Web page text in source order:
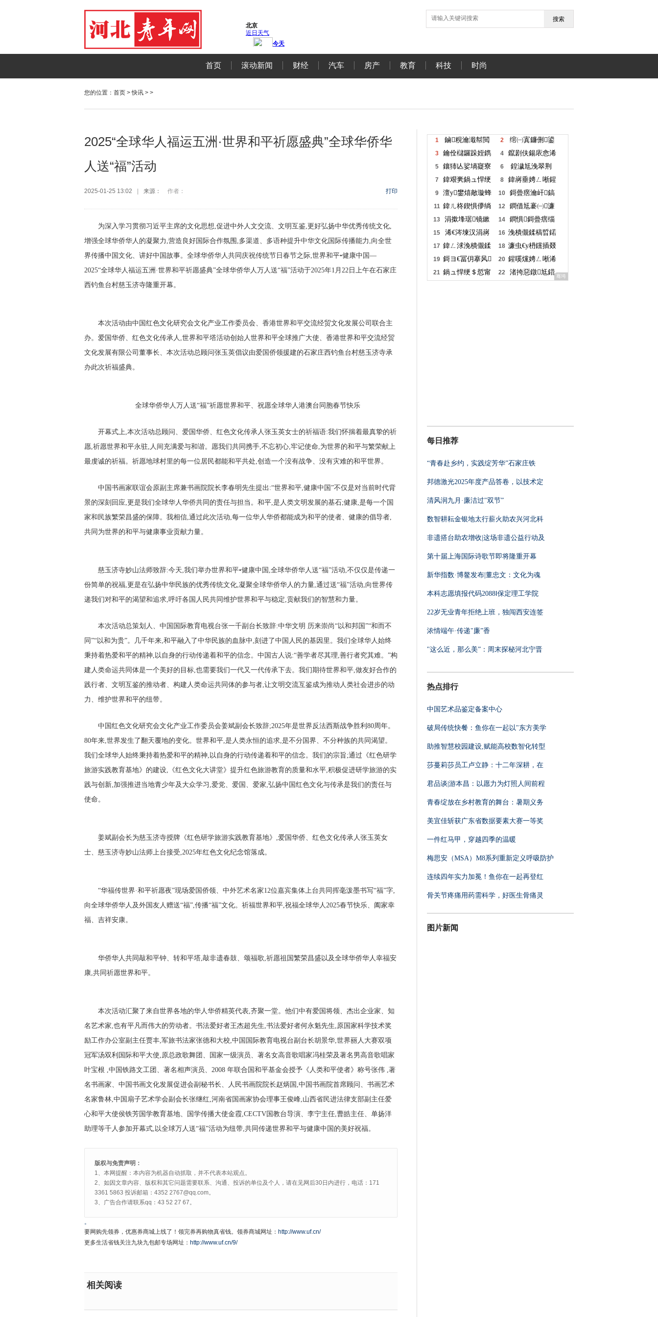
搜索
首页 滚动新闻 财经 汽车 房产 教育 科技 时尚
您的位置： 首页 >快讯 > >
2025“全球华人福运五洲·世界和平祈愿盛典”全球华侨华
人送“福”活动
2025-01-25 13:02 来源： 作者： 打印
为深入学习贯彻习近平主席的文化思想,促进中外人文交流、文明互鉴,更好弘扬中华优秀传统文化,
增强全球华侨华人的凝聚力,营造良好国际合作氛围,多渠道、多语种提升中华文化国际传播能力,向全世
界传播中国文化、讲好中国故事。 全球华侨华人共同庆祝传统节日春节之际,世界和平•健康中国—
2025“全球华人福运五洲·世界和平祈愿盛典”全球华侨华人万人送“福”活动于2025年1月22日上午在石家庄
西钓鱼台村慈玉济寺隆重开幕。
本次活动由中国红色文化研究会文化产业工作委员会、香港世界和平交流经贸文化发展公司联合主
办。爱国华侨、红色文化传承人,世界和平塔活动创始人世界和平全球推广大使、香港世界和平交流经贸
文化发展有限公司董事长、本次活动总顾问张玉英倡议由爱国侨领援建的石家庄西钓鱼台村慈玉济寺承
办此次祈福盛典。
全球华侨华人万人送“福”祈愿世界和平、祝愿全球华人港澳台同胞春节快乐
开幕式上,本次活动总顾问、爱国华侨、红色文化传承人张玉英女士的祈福语:我们怀揣着最真挚的祈
愿,祈愿世界和平永驻,人间充满爱与和谐。愿我们共同携手,不忘初心,牢记使命,为世界的和平与繁荣献上
最虔诚的祈福。祈愿地球村里的每一位居民都能和平共处,创造一个没有战争、没有灾难的和平世界。
中国书画家联谊会原副主席兼书画院院长李春明先生提出:“世界和平,健康中国”不仅是对当前时代背
景的深刻回应,更是我们全球华人华侨共同的责任与担当。和平,是人类文明发展的基石;健康,是每一个国
家和民族繁荣昌盛的保障。我相信,通过此次活动,每一位华人华侨都能成为和平的使者、健康的倡导者,
共同为世界的和平与健康事业贡献力量。
慈玉济寺妙山法师致辞:今天,我们举办世界和平•健康中国,全球华侨华人送“福”活动,不仅仅是传递一
份简单的祝福,更是在弘扬中华民族的优秀传统文化,凝聚全球华侨华人的力量,通过送“福”活动,向世界传
递我们对和平的渴望和追求,呼吁各国人民共同维护世界和平与稳定,贡献我们的智慧和力量。
本次活动总策划人、中国国际教育电视台张一千副台长致辞:中华文明 历来崇尚“以和邦国”“和而不
同”“以和为贵”。几千年来,和平融入了中华民族的血脉中,刻进了中国人民的基因里。我们全球华人始终
秉持着热爱和平的精神,以自身的行动传递着和平的信念。中国古人说:“善学者尽其理,善行者究其难。”构
建人类命运共同体是一个美好的目标,也需要我们一代又一代传承下去。我们期待世界和平,做友好合作的
践行者、文明互鉴的推动者、构建人类命运共同体的参与者,让文明交流互鉴成为推动人类社会进步的动
力、维护世界和平的纽带。
中国红色文化研究会文化产业工作委员会姜斌副会长致辞;2025年是世界反法西斯战争胜利80周年。
80年来,世界发生了翻天覆地的变化。世界和平,是人类永恒的追求,是不分国界、不分种族的共同渴望。
我们全球华人始终秉持着热爱和平的精神,以自身的行动传递着和平的信念。我们的宗旨;通过《红色研学
旅游实践教育基地》的建设,《红色文化大讲堂》提升红色旅游教育的质量和水平,积极促进研学旅游的实
践与创新,加强推进当地青少年及大众学习,爱党、爱国、爱家,弘扬中国红色文化与传承是我们的责任与
使命。
姜斌副会长为慈玉济寺授牌《红色研学旅游实践教育基地》,爱国华侨、红色文化传承人张玉英女
士、慈玉济寺妙山法师上台接受,2025年红色文化纪念馆落成。
“华福传世界·和平祈愿夜”现场爱国侨领、中外艺术名家12位嘉宾集体上台共同挥毫泼墨书写“福”字,
向全球华侨华人及外国友人赠送“福”,传播“福”文化。祈福世界和平,祝福全球华人2025春节快乐、阖家幸
福、吉祥安康。
华侨华人共同敲和平钟、转和平塔,敲非遗春鼓、颂福歌,祈愿祖国繁荣昌盛以及全球华侨华人幸福安
康,共同祈愿世界和平。
本次活动汇聚了来自世界各地的华人华侨精英代表,齐聚一堂。他们中有爱国将领、杰出企业家、知
名艺术家,也有平凡而伟大的劳动者。书法爱好者王杰超先生,书法爱好者何永魁先生,原国家科学技术奖
励工作办公室副主任贾丰,军旅书法家张德和大校,中国国际教育电视台副台长胡景华,世界丽人大赛双项
冠军汤双利国际和平大使,原总政歌舞团、国家一级演员、著名女高音歌唱家冯桂荣及著名男高音歌唱家
叶宝根 ,中国铁路文工团、著名相声演员、2008 年联合国和平基金会授予《人类和平使者》称号张伟 ,著
名书画家、中国书画文化发展促进会副秘书长、人民书画院院长赵炳国,中国书画院首席顾问、书画艺术
名家鲁林,中国扇子艺术学会副会长张继红,河南省国画家协会理事王俊峰,山西省民进法律支部副主任爱
心和平大使侯铁芳国学教育基地、国学传播大使金霞,CECTV国教台导演、李宁主任,曹皓主任、单扬洋
助理等千人参加开幕式,以全球万人送“福”活动为纽带,共同传递世界和平与健康中国的美好祝福。
版权与免责声明：
1、本网提醒：本内容为机器自动抓取，并不代表本站观点。
2、如因文章内容、版权和其它问题需要联系、沟通、投诉的单位及个人，请在见网后30日内进行，电话：171
3361 5863 投诉邮箱：4352 2767@qq.com。
3、广告合作请联系qq：43 52 27 67。
。
要网购先领券，优惠券商城上线了！领完券再购物真省钱。领券商城网址： http://www.uf.cn/
更多生活省钱关注九块九包邮专场网址： http://www.uf.cn/9/
相关阅读
每日推荐
“青春赴乡约，实践绽芳华”石家庄铁
邦德激光2025年度产品答卷，以技术定
清风润九月·廉洁过"双节”
数智耕耘金银地太行薪火助农兴河北科
非遗搭台助农增收|这场非遗公益行动及
第十届上海国际诗歌节即将隆重开幕
新华指数·博鳌发布|董忠文：文化为魂
本科志愿填报代码2088‖保定理工学院
22岁无业青年拒绝上班，独闯西安连签
浓情端午·传递"廉”香
"这么近，那么美”：周末探秘河北宁晋
热点排行
中国艺术品鉴定备案中心
破局传统快餐：鱼你在一起以"东方美学
助推智慧校园建设,赋能高校数智化转型
莎蔓莉莎员工卢立静：十二年深耕，在
君品谈|游本昌：以愿力为灯照人间前程
青春绽放在乡村教育的舞台：暑期义务
美宜佳斩获广东省数据要素大赛一等奖
一件红马甲，穿越四季的温暖
梅思安（MSA）M8系列重新定义呼吸防护
连续四年实力加冕！鱼你在一起再登红
骨关节疼痛用药需科学，好医生骨痛灵
图片新闻